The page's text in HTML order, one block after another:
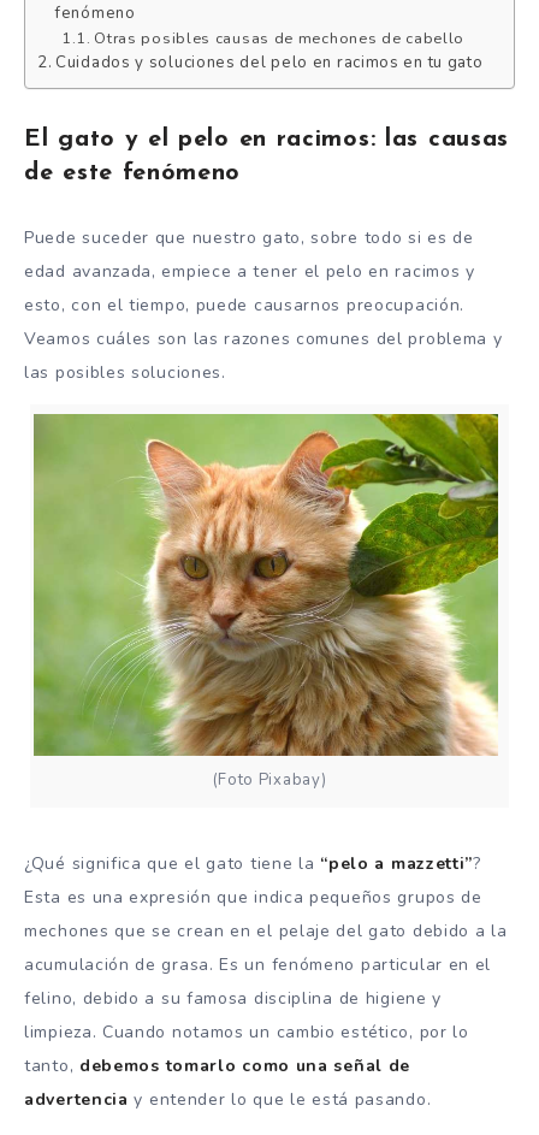
fenómeno
Otras posibles causas de mechones de cabello
Cuidados y soluciones del pelo en racimos en tu gato
El gato y el pelo en racimos: las causas
de este fenómeno
Puede suceder que nuestro gato, sobre todo si es de
edad avanzada, empiece a tener el pelo en racimos y
esto, con el tiempo, puede causarnos preocupación.
Veamos cuáles son las razones comunes del problema y
las posibles soluciones.
(Foto Pixabay)
¿Qué significa que el gato tiene la “pelo a mazzetti”?
Esta es una expresión que indica pequeños grupos de
mechones que se crean en el pelaje del gato debido a la
acumulación de grasa. Es un fenómeno particular en el
felino, debido a su famosa disciplina de higiene y
limpieza. Cuando notamos un cambio estético, por lo
tanto, debemos tomarlo como una señal de
advertencia y entender lo que le está pasando.